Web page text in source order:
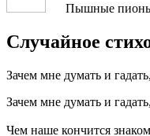
Пышные пионы,
Случайное
Зачем мне думать и гадать,
Зачем мне думать и гадать,
Чем наше кончится